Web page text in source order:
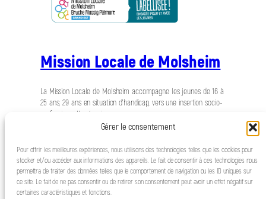
Gérer le consentement
Pour offrir les meilleures expériences, nous utilisons des technologies telles que les cookies pour
stocker et/ou accéder aux informations des appareils. Le fait de consentir à ces technologies nous
permettra de traiter des données telles que le comportement de navigation ou les ID uniques sur
ce site. Le fait de ne pas consentir ou de retirer son consentement peut avoir un effet négatif sur
certaines caractéristiques et fonctions.
Mission Locale de Molsheim
La Mission Locale de Molsheim accompagne les jeunes de 16 à
25 ans, 29 ans en situation d’handicap, vers une insertion socio-
professionnelle réussie.